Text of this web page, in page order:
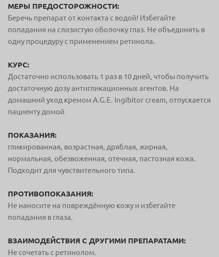
МЕРЫ ПРЕДОСТОРОЖНОСТИ:
Беречь препарат от контакта с водой! Избегайте
попадания на слизистую оболочку глаз. Не объединять в
одну процедуру с применением ретинола.
КУРС:
Достаточно использовать 1 раз в 10 дней, чтобы получить
достаточную дозу антигликационных агентов. На
домашний уход кремом A.G.E. Ingibitor cream, отпускается
пациенту домой
ПОКАЗАНИЯ:
гликированная, возрастная, дряблая, жирная,
нормальная, обезвоженная, отечная, пастозная кожа.
Подходит для чувствительного типа.
ПРОТИВОПОКАЗАНИЯ:
Не наносите на повреждённую кожу и избегайте
попадания в глаза.
ВЗАИМОДЕЙСТВИЯ С ДРУГИМИ ПРЕПАРАТАМИ:
Не сочетать с ретинолом.